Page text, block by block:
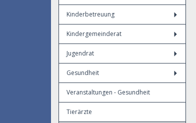
Kinderbetreuung
Kindergemeinderat
Jugendrat
Gesundheit
Veranstaltungen - Gesundheit
Tierärzte